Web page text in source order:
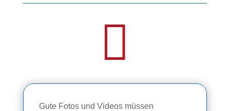

Gute Fotos und Videos müssen